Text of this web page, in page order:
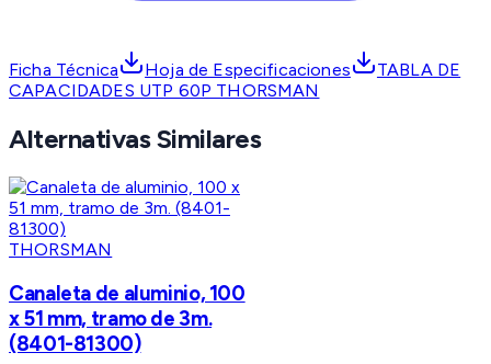
Ficha Técnica Hoja de Especificaciones
TABLA DE
CAPACIDADES UTP 60P THORSMAN
Alternativas Similares
THORSMAN
Canaleta de aluminio, 100
x 51 mm, tramo de 3m.
(8401-81300)